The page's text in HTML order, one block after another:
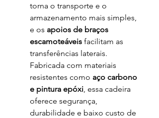
torna o transporte e o
armazenamento mais simples,
e os apoios de braços
escamoteáveis facilitam as
transferências laterais.
Fabricada com materiais
resistentes como aço carbono
e pintura epóxi , essa cadeira
oferece segurança,
durabilidade e baixo custo de